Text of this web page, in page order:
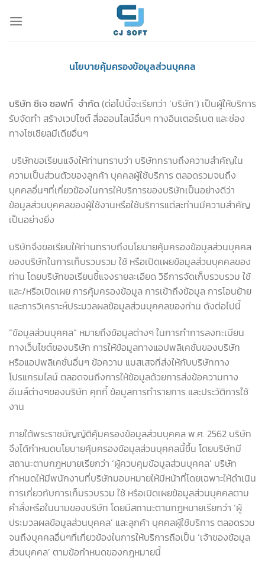
นโยบายคุ้มครองข้อมูลส่วนบุคคล
บริษัท ซีเจ ซอฟท์ จำกัด(ต่อไปนี้จะเรียกว่า ‘บริษัท’) เป็นผู้ให้บริการ
รับจัดทำ สร้างเวปไซต์ สื่อออนไลน์อื่นๆ ทางอินเตอร์เนต และช่อง
ทางโซเชียลมีเดียอื่นๆ
บริษัทขอเรียนแจ้งให้ท่านทราบว่า บริษัททราบถึงความสำคัญใน
ความเป็นส่วนตัวของลูกค้า บุคคลผู้ใช้บริการ ตลอดรวมจนถึง
บุคคลอื่นๆที่เกี่ยวข้องในการให้บริการของบริษัทเป็นอย่างดีว่า
ข้อมูลส่วนบุคคลของผู้ใช้งานหรือใช้บริการแต่ละท่านมีความสำคัญ
เป็นอย่างยิ่ง
บริษัทจึงขอเรียนให้ท่านทราบถึงนโยบายคุ้มครองข้อมูลส่วนบุคคล
ของบริษัทในการเก็บรวบรวม ใช้ หรือเปิดเผยข้อมูลส่วนบุคคลของ
ท่าน โดยบริษัทขอเรียนชี้แจงรายละเอียด วิธีการจัดเก็บรวบรวม ใช้
และ/หรือเปิดเผย การคุ้มครองข้อมูล การเข้าถึงข้อมูล การโอนย้าย
และการวิเคราะห์ประมวลผลข้อมูลส่วนบุคคลของท่าน ดังต่อไปนี้
“ข้อมูลส่วนบุคคล” หมายถึงข้อมูลต่างๆ ในการทำการลงทะเบียน
ทางเว็บไซต์ของบริษัท การให้ข้อมูลทางแอปพลิเคชั่นของบริษัท
หรือแอปพลิเคชั่นอื่นๆ ข้อความ แมสเสจที่ส่งให้กับบริษัททาง
โปรแกรมไลน์ ตลอดจนถึงการให้ข้อมูลด้วยการส่งข้อความทาง
อีเมล์ต่างๆของบริษัท คุกกี้ ข้อมูลการทำรายการ และประวัติการใช้
งาน
ภายใต้พระราชบัญญัติคุ้มครองข้อมูลส่วนบุคคล พ.ศ. 2562 บริษัท
จึงได้กำหนดนโยบายคุ้มครองข้อมูลส่วนบุคคลนี้ขึ้น โดยบริษัทมี
สถานะตามกฎหมายเรียกว่า ‘ผู้ควบคุมข้อมูลส่วนบุคคล’ บริษัท
กำหนดให้มีพนักงานที่บริษัทมอบหมายให้มีหน้าที่โดยเฉพาะให้ดำเนิน
การเกี่ยวกับการเก็บรวบรวม ใช้ หรือเปิดเผยข้อมูลส่วนบุคคลตาม
คำสั่งหรือในนามของบริษัท โดยมีสถานะตามกฎหมายเรียกว่า ‘ผู้
ประมวลผลข้อมูลส่วนบุคคล’ และลูกค้า บุคคลผู้ใช้บริการ ตลอดรวม
จนถึงบุคคลอื่นๆที่เกี่ยวข้องในการให้บริการถือเป็น ‘เจ้าของข้อมูล
ส่วนบุคคล’ ตามข้อกำหนดของกฎหมายนี้